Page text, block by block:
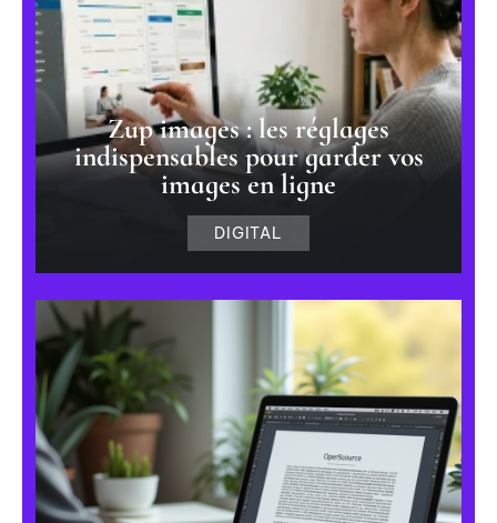
Zup images : les réglages
indispensables pour garder vos
images en ligne
DIGITAL